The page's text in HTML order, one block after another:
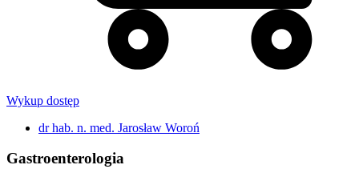
Wykup dostęp
dr hab. n. med. Jarosław Woroń
Gastroenterologia